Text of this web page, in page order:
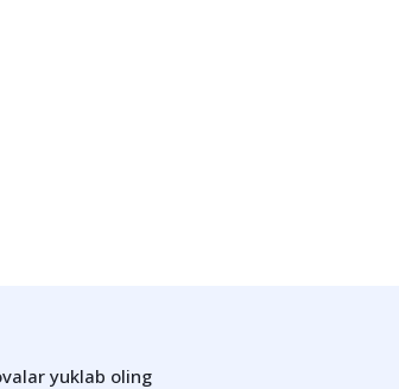
yuklab oling